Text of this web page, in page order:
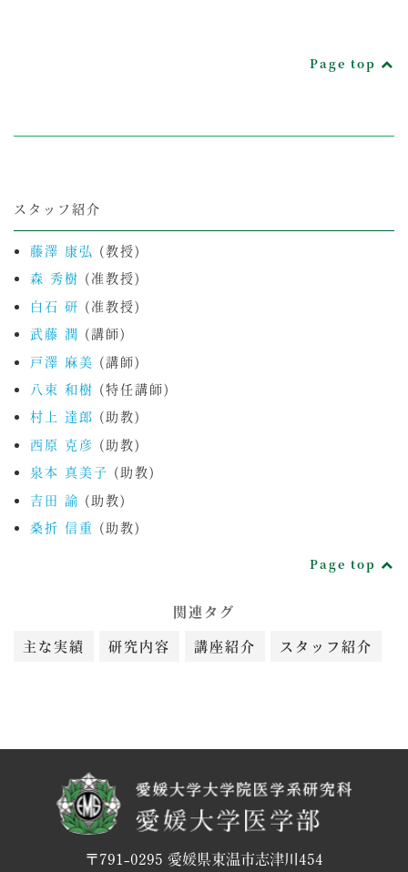
Page top
スタッフ紹介
藤澤 康弘 (教授)
森 秀樹 (准教授)
白石 研 (准教授)
武藤 潤 (講師)
戸澤 麻美 (講師)
八束 和樹 (特任講師)
村上 達郎 (助教)
西原 克彦 (助教)
泉本 真美子 (助教)
吉田 諭 (助教)
桑折 信重 (助教)
Page top
関連タグ
主な実績
研究内容 講座紹介 スタッフ紹介
〒791-0295 愛媛県東温市志津川454